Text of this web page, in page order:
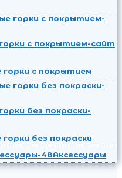
горки с покрытием
без покраски
Аксессуары